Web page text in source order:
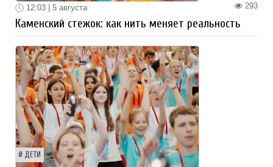
293
12:03 | 5 августа
Каменский стежок: как нить меняет реальность
ДЕТИ